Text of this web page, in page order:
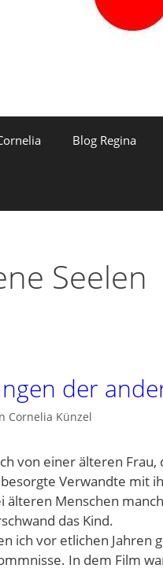
Blog Regina
Seelen
der
Cornelia Künzel
von einer älteren
Verwandte mit
älteren Menschen
das Kind.
ich vor etlichen
In dem Film